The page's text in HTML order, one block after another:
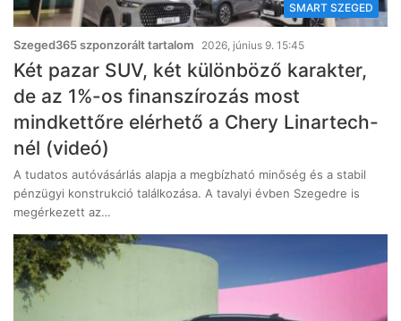
SMART SZEGED
Szeged365 szponzorált tartalom 2026, június 9. 15:45
Két pazar SUV, két különböző karakter,
de az 1%-os finanszírozás most
mindkettőre elérhető a Chery Linartech-
nél (videó)
A tudatos autóvásárlás alapja a megbízható minőség és a stabil
pénzügyi konstrukció találkozása. A tavalyi évben Szegedre is
megérkezett az…